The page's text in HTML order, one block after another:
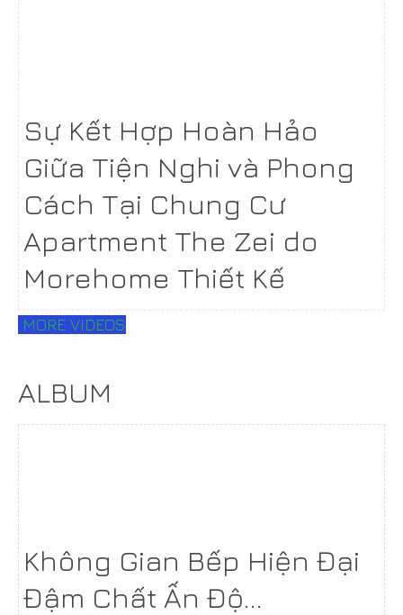
Sự Kết Hợp Hoàn Hảo
Giữa Tiện Nghi và Phong
Cách Tại Chung Cư
Apartment The Zei do
Morehome Thiết Kế
MORE VIDEOS
ALBUM
Không Gian Bếp Hiện Đại
Đậm Chất Ấn Độ...